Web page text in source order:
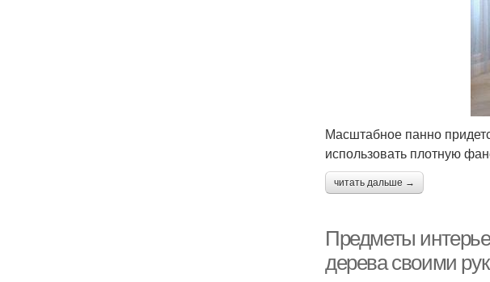
Масштабное панно
использовать плотную
читать дальше →
Предметы
дерева своими